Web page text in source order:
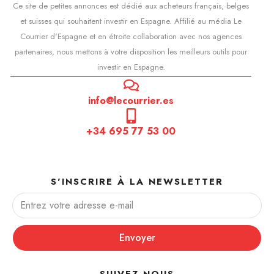
Ce site de petites annonces est dédié aux acheteurs français, belges
et suisses qui souhaitent investir en Espagne. Affilié au média Le
Courrier d'Espagne et en étroite collaboration avec nos agences
partenaires, nous mettons à votre disposition les meilleurs outils pour
investir en Espagne.
info@lecourrier.es
+34 695 77 53 00
S'INSCRIRE À LA NEWSLETTER
Envoyer